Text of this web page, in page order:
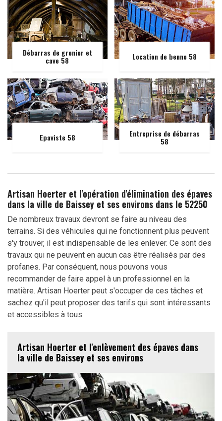
Débarras de grenier et
cave 58 Location de benne 58
Epaviste 58 Entreprise de débarras
58
Artisan Hoerter et l'opération d'élimination des épaves
dans la ville de Baissey et ses environs dans le 52250
De nombreux travaux devront se faire au niveau des
terrains. Si des véhicules qui ne fonctionnent plus peuvent
s'y trouver, il est indispensable de les enlever. Ce sont des
travaux qui ne peuvent en aucun cas être réalisés par des
profanes. Par conséquent, nous pouvons vous
recommander de faire appel à un professionnel en la
matière. Artisan Hoerter peut s'occuper de ces tâches et
sachez qu'il peut proposer des tarifs qui sont intéressants
et accessibles à tous.
Artisan Hoerter et l'enlèvement des épaves dans
la ville de Baissey et ses environs